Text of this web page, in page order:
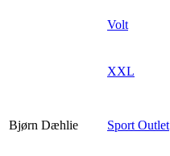
Volt
XXL
Bjørn Dæhlie Sport Outlet